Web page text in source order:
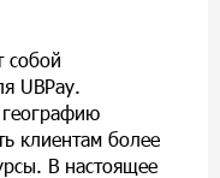
собой
UBPay
клиентам более
В настоящее